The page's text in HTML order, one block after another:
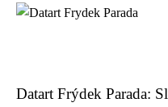
Datart Frýdek Parada: